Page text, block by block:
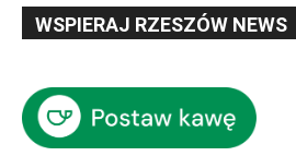
WSPIERAJ RZESZÓW NEWS